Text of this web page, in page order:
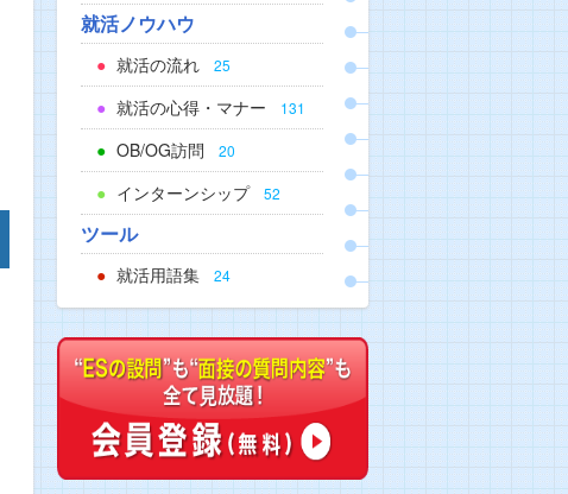
就活ノウハウ
就活の流れ 25
就活の心得・マナー 131
OB/OG訪問 20
インターンシップ 52
ツール
就活用語集 24